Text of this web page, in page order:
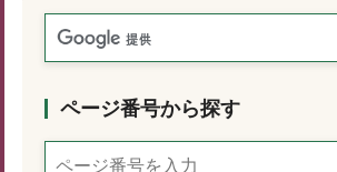
ページ番号から探す